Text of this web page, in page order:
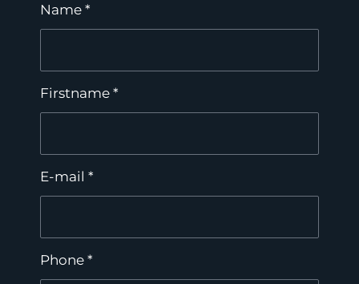
Name *
Firstname *
E-mail *
Phone *